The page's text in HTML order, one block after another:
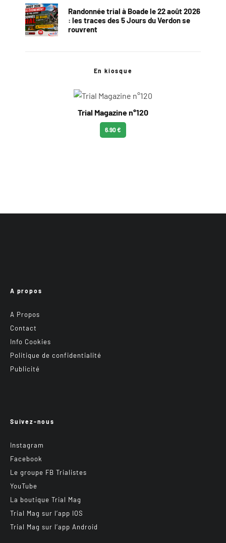
Randonnée trial à Boade le 22 août 2026
: les traces des 5 Jours du Verdon se
rouvrent
En kiosque
Trial Magazine n°120
6.90 €
A propos
A Propos
Contact
Info Cookies
Politique de confidentialité
Publicité
Suivez-nous
Instagram
Facebook
Le groupe FB Trialistes
YouTube
La boutique Trial Mag
Trial Mag sur l’app IOS
Trial Mag sur l’app Android